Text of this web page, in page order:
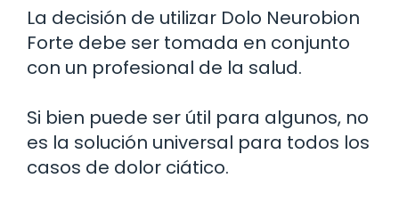
La decisión de utilizar Dolo Neurobion
Forte debe ser tomada en conjunto
con un profesional de la salud.
Si bien puede ser útil para algunos, no
es la solución universal para todos los
casos de dolor ciático.